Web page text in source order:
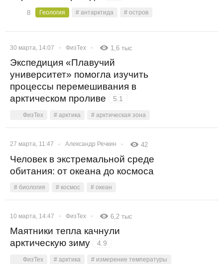
8 Геология # антарктида # остров
30 марта, 14:07 ФизТех 1,6 тыс
Экспедиция «Плавучий
университет» помогла изучить
процессы перемешивания в
арктическом проливе
5.1
ФизТех # арктика # арктическая зона
27 марта, 11:47 Александр Речкин 42
Человек в экстремальной среде
обитания: от океана до космоса
# биология # космос # океан
10 марта, 14:47 ФизТех 6,2 тыс
Маятники тепла качнули
арктическую зиму
4.9
ФизТех # арктика # измерение температуры